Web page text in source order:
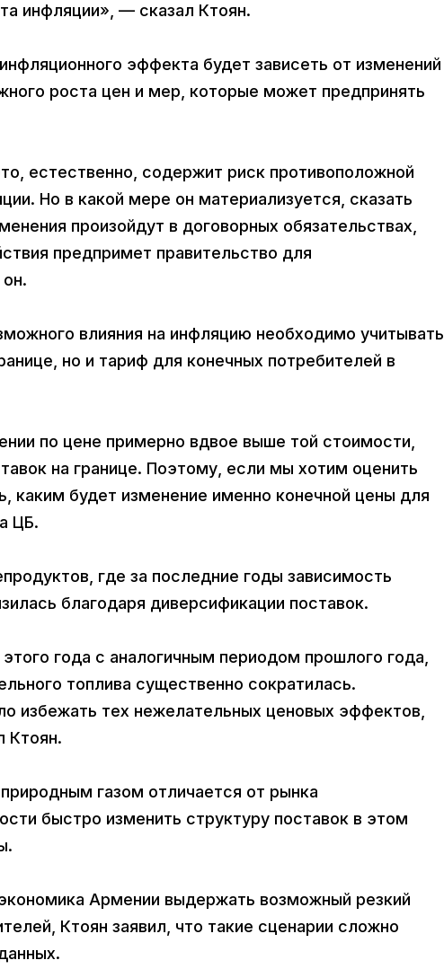
инфляции», — сказал Ктоян.
эффекта будет зависеть от изменений
роста цен и мер, которые может предпринять
естественно, содержит риск противоположной
Но в какой мере он материализуется, сказать
произойдут в договорных обязательствах,
предпримет правительство для
влияния на инфляцию необходимо учитывать
но и тариф для конечных потребителей в
по цене примерно вдвое выше той стоимости,
на границе. Поэтому, если мы хотим оценить
каким будет изменение именно конечной цены для
ЦБ.
где за последние годы зависимость
благодаря диверсификации поставок.
года с аналогичным периодом прошлого года,
топлива существенно сократилась.
избежать тех нежелательных ценовых эффектов,
Ктоян.
газом отличается от рынка
быстро изменить структуру поставок в этом
Армении выдержать возможный резкий
Ктоян заявил, что такие сценарии сложно